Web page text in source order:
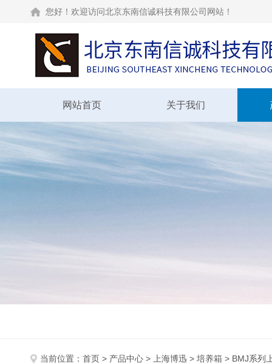
您好！欢迎访问北京东南信诚科技有限公司网站！
网站首页 关于我们
当前位置： 首页 > 产品中心 > 上海博迅 > 培养箱 > BMJ系列